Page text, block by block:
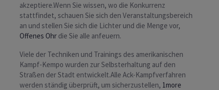
akzeptiere.Wenn Sie wissen, wo die Konkurrenz
stattfindet, schauen Sie sich den Veranstaltungsbereich
an und stellen Sie sich die Lichter und die Menge vor,
Offenes Ohr die Sie alle anfeuern.
Viele der Techniken und Trainings des amerikanischen
Kampf-Kempo wurden zur Selbsterhaltung auf den
Straßen der Stadt entwickelt.Alle Ack-Kampfverfahren
werden ständig überprüft, um sicherzustellen, 1more